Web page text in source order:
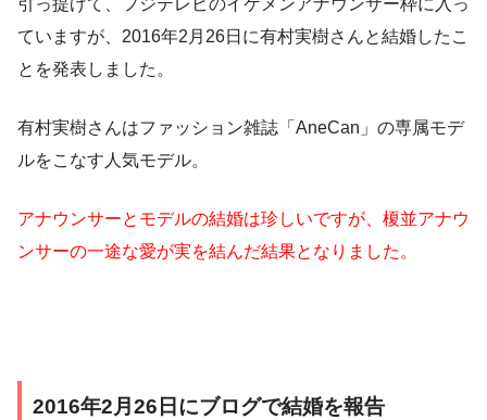
引っ提げて、フジテレビのイケメンアナウンサー枠に入っ
ていますが、2016年2月26日に有村実樹さんと結婚したこ
とを発表しました。
有村実樹さんはファッション雑誌「AneCan」の専属モデ
ルをこなす人気モデル。
アナウンサーとモデルの結婚は珍しいですが、榎並アナウ
ンサーの一途な愛が実を結んだ結果となりました。
2016年2月26日にブログで結婚を報告